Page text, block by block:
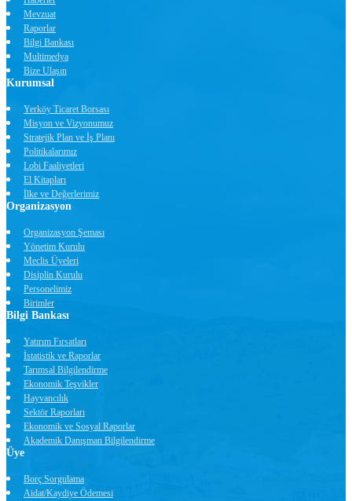
Mevzuat
Raporlar
Bilgi Bankası
Multimedya
Bize Ulaşın
Kurumsal
Yerköy Ticaret Borsası
Misyon ve Vizyonumuz
Stratejik Plan ve İş Planı
Politikalarımız
Lobi Faaliyetleri
El Kitapları
İlke ve Değerlerimiz
Organizasyon
Organizasyon Şeması
Yönetim Kurulu
Meclis Üyeleri
Disiplin Kurulu
Personelimiz
Birimler
Bilgi Bankası
Yatırım Fırsatları
İstatistik ve Raporlar
Tarımsal Bilgilendirme
Ekonomik Teşvikler
Hayvancılık
Sektör Raporları
Ekonomik ve Sosyal Raporlar
Akademik Danışman Bilgilendirme
Üye
Borç Sorgulama
Aidat/Kaydiye Ödemesi